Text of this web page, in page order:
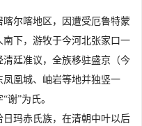
尔喀地区，因遭受厄鲁特蒙
下，游牧于今河北张家口一
廷准议，全族移驻盛京（今
凰城、岫岩等地并独竖一
谢”为氏。
玛赤氏族，在清朝中叶以后